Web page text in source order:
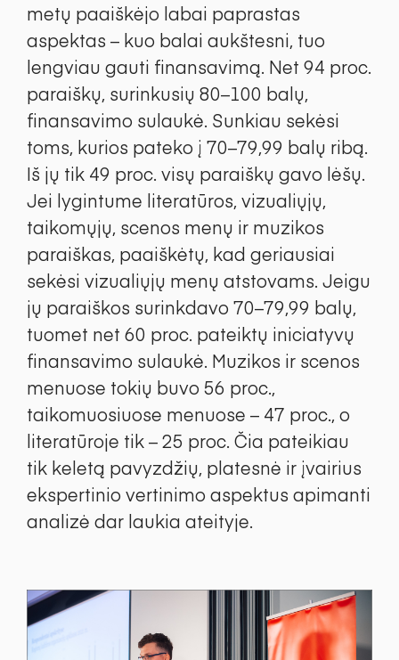
metų paaiškėjo labai paprastas
aspektas – kuo balai aukštesni, tuo
lengviau gauti finansavimą. Net 94 proc.
paraiškų, surinkusių 80–100 balų,
finansavimo sulaukė. Sunkiau sekėsi
toms, kurios pateko į 70–79,99 balų ribą.
Iš jų tik 49 proc. visų paraiškų gavo lėšų.
Jei lygintume literatūros, vizualiųjų,
taikomųjų, scenos menų ir muzikos
paraiškas, paaiškėtų, kad geriausiai
sekėsi vizualiųjų menų atstovams. Jeigu
jų paraiškos surinkdavo 70–79,99 balų,
tuomet net 60 proc. pateiktų iniciatyvų
finansavimo sulaukė. Muzikos ir scenos
menuose tokių buvo 56 proc.,
taikomuosiuose menuose – 47 proc., o
literatūroje tik – 25 proc. Čia pateikiau
tik keletą pavyzdžių, platesnė ir įvairius
ekspertinio vertinimo aspektus apimanti
analizė dar laukia ateityje.